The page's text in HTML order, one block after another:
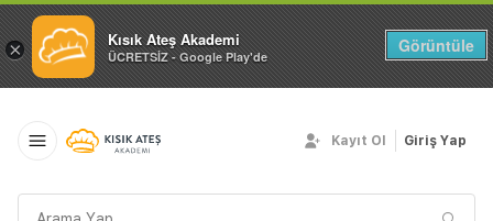
× Kısık Ateş Akademi
ÜCRETSİZ - Google Play'de
Görüntüle
Kayıt Ol Giriş Yap